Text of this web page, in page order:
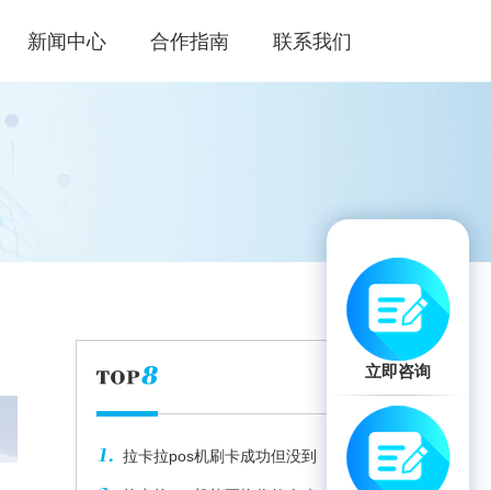
新闻中心 合作指南 联系我们
拉卡拉pos机刷卡成功但没到
立即咨询